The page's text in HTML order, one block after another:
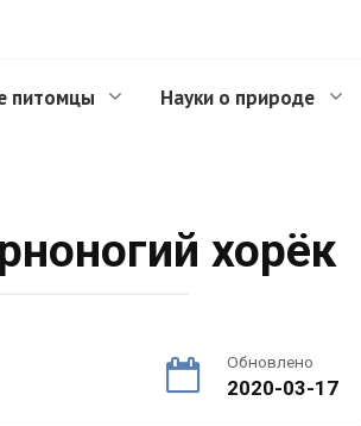
питомцы Науки о природе
хорёк
Обновлено
2020-03-17